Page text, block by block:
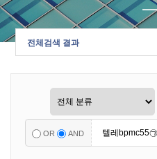
전체검색 결과
OR AND